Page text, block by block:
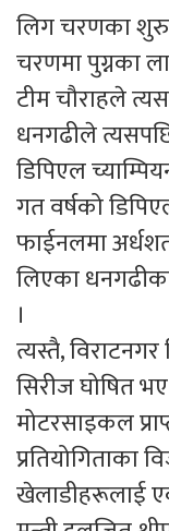
लिग चरणका
चरणमा पुग्नका
टीम चौराहले
धनगढीले
डिपिएल
गत वर्षको
फाईनलमा
लिएका
।
त्यस्तै,
सिरीज घोषित
मोटरसाइकल
प्रतियोगिताका
खेलाडीहरूलाई